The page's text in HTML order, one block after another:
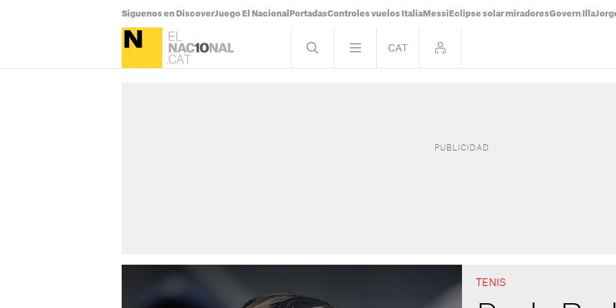
Síguenos en DiscoverJuego El Nacional PortadasControles vuelos Italia Messi Eclipse solar miradoresGovern Illa
TENIS